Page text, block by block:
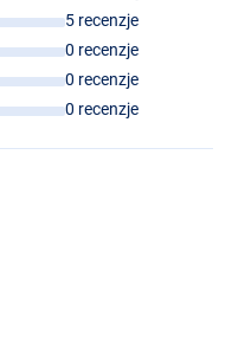
5 recenzje
0 recenzje
0 recenzje
0 recenzje